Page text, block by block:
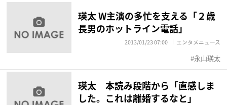
瑛太 W主演の多忙を支える「２歳
長男のホットライン電話」
2013/01/23 07:00 エンタメニュース
永山瑛太
瑛太 本読み段階から「直感しま
した。これは離婚するなと」